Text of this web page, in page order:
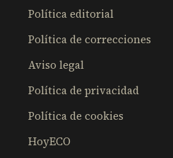
Política editorial
Política de correcciones
Aviso legal
Política de privacidad
Política de cookies
HoyECO